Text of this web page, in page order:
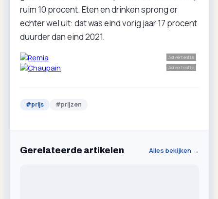
ruim 10 procent. Eten en drinken sprong er
echter wel uit: dat was eind vorig jaar 17 procent
duurder dan eind 2021.
Advertentie
Advertentie
#prijs #prijzen
Gerelateerde artikelen Alles bekijken →